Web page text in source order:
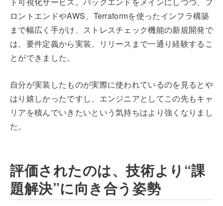
ロントエンドやAWS、Terraformを使ったインフラ構築
まで幅広く手がけ、ストレスチェック機能の新規開発で
は、要件定義から実装、リリースまで一通り経験するこ
とができました。
自分が実装したものが実際に使われているのを見るとや
はり嬉しかったですし、エンジニアとしてこの先もキャ
リアを積んでいきたいという気持ちはより強くなりまし
た。
評価されたのは、技術より“課
題解決”に向き合う姿勢